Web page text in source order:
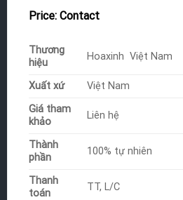
Price: Contact
Thương
hiệu
Hoaxinh Việt Nam
Xuất xứ
Việt Nam
Giá tham
khảo
Liên hệ
Thành
phần
100% tự nhiên
Thanh
toán
TT, L/C